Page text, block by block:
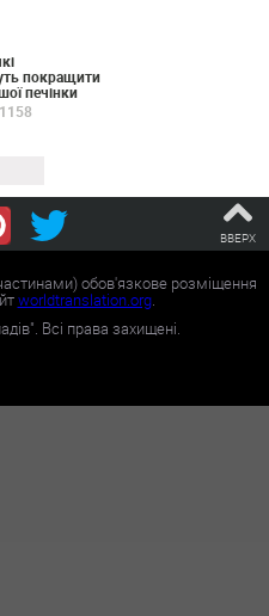
покращити
печінки
1158
ВВЕРХ
обов'язкове розміщення
worldtranslation.org.
Всі права захищені.